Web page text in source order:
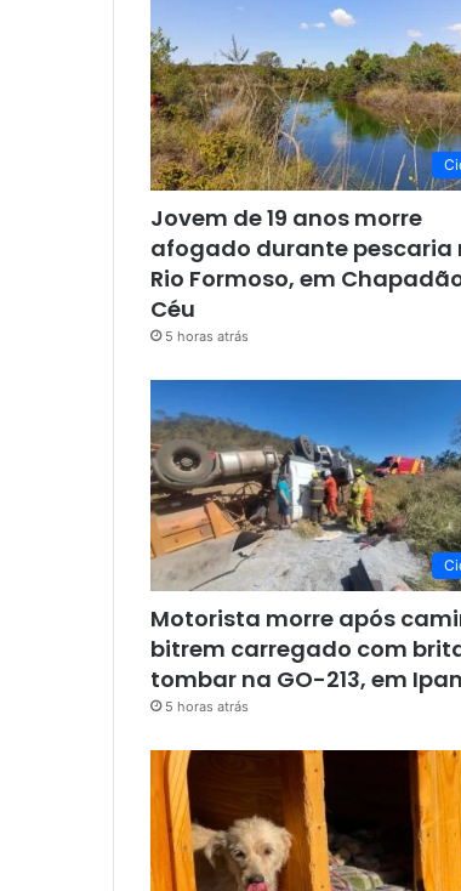
Jovem de 19 anos morre
afogado durante pescaria
Rio Formoso, em
Céu
5 horas atrás
Motorista morre após
bitrem carregado com
tombar na GO-213, em
5 horas atrás